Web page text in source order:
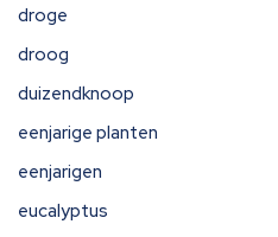
droge
droog
duizendknoop
eenjarige planten
eenjarigen
eucalyptus